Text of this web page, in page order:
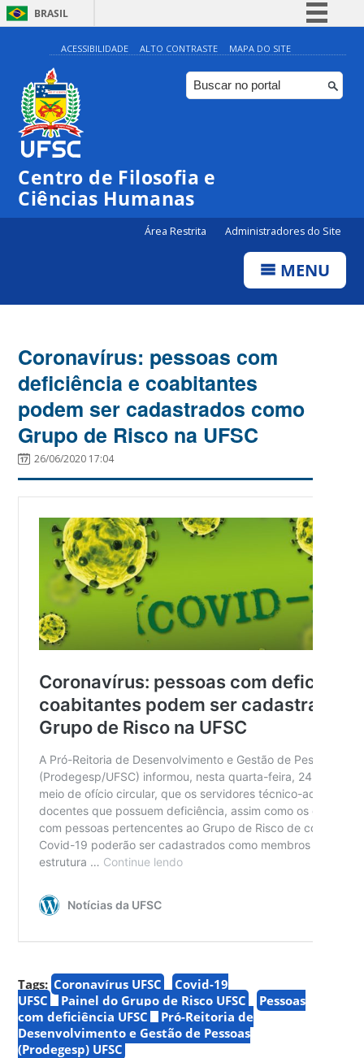
BRASIL
Simplifique!
Comunica BR
Participe
ACESSIBILIDADE ALTO CONTRASTE MAPA DO SITE
Centro de Filosofia e
Ciências Humanas
Área Restrita Administradores do Site
MENU
Coronavírus: pessoas com
deficiência e coabitantes
podem ser cadastrados como
Grupo de Risco na UFSC
26/06/2020 17:04
Tags: Coronavírus UFSC
Covid-19
UFSC
Painel do Grupo de Risco UFSC
Pessoas
com deficiência UFSC
Pró-Reitoria de
Desenvolvimento e Gestão de Pessoas
(Prodegesp) UFSC